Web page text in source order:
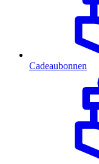
Cadeaubonnen